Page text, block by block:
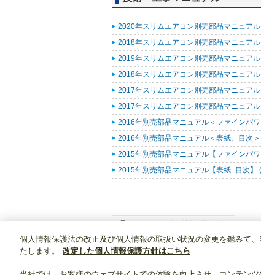
2020年スリムエアコン別売部品マニュア
2018年スリムエアコン別売部品マニュア
2019年スリムエアコン別売部品マニュア
2018年スリムエアコン別売部品マニュア
2017年スリムエアコン別売部品マニュア
2017年スリムエアコン別売部品マニュア
2016年別売部品マニュアル＜ファインパ
2016年別売部品マニュアル＜表紙、目次
2015年別売部品マニュアル【ファインパ
2015年別売部品マニュアル【表紙_目次】
WIN2Kトップ 製品情報
個人情報保護法の改正及び個人情報の取扱い状況の変更を鑑みて
たします。
改定した個人情報保護方針はこちら